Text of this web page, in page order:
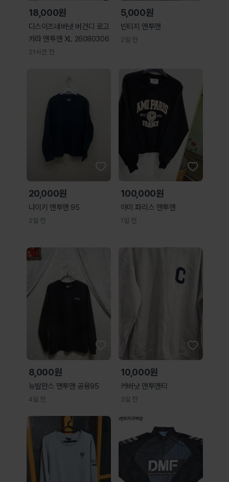
18,000원
디스이즈네버냇 버건디 로고
카라 맨투맨 XL 26080306
21시간 전
5,000원
빈티지 맨투맨
2일 전
20,000원
나이키 맨투맨 95
2일 전
100,000원
아미 파리스 맨투맨
1일 전
8,000원
뉴발란스 맨투맨 공용95
4일 전
10,000원
커버낫 맨투맨티
3일 전